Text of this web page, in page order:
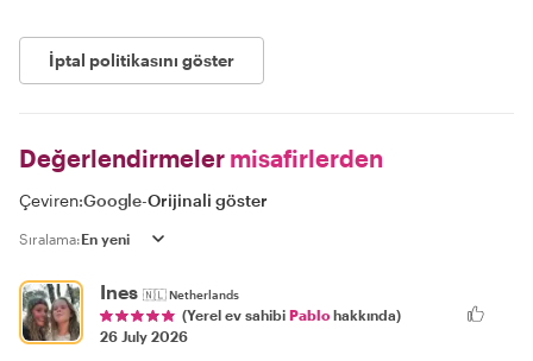
İptal politikasını göster
Değerlendirmeler misafirlerden
Çeviren:Google-Orijinali göster
Sıralama:
Ines 🇳🇱Netherlands
(Yerel ev sahibi Pablo hakkında)
26 July 2026